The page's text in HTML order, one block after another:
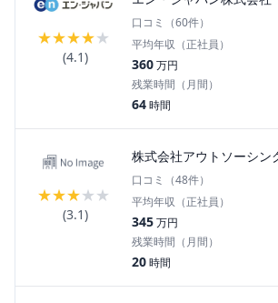
★★★★★
(4.1)
口コミ（60件）
平均年収（正社員）
360万円
残業時間（月間）
64時間
★★★★★
(3.1)
株式会社アウトソーシン
口コミ（48件）
平均年収（正社員）
345万円
残業時間（月間）
20時間